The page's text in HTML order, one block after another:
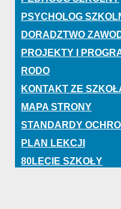
PSYCHOLOG
DORADZTWO
PROJEKTY I
RODO
KONTAKT ZE
MAPA STRONY
STANDARDY
PLAN LEKCJI
80LECIE SZKOŁY